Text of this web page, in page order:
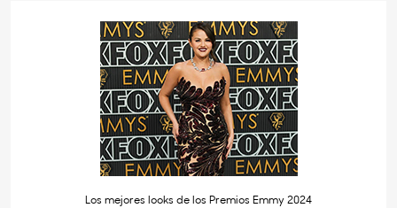
Los mejores looks de los Premios Emmy 2024